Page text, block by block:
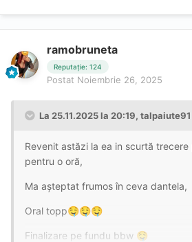
ramobruneta
Reputație: 124
Postat Noiembrie 26, 2025
La 25.11.2025 la 20:19, talpaiute91
Revenit astăzi la ea in scurtă
pentru o oră,
Ma așteptat frumos în ceva dantela,
Oral topp🤤🤤🤤
Finalizare pe fundu bbw 🤤